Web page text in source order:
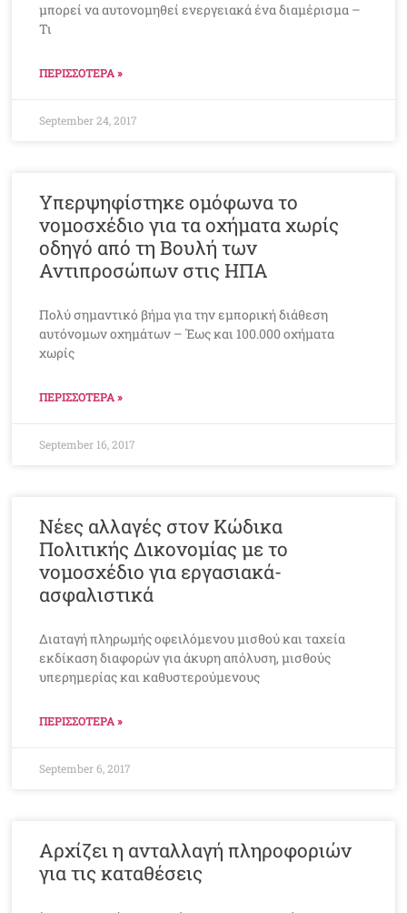
μπορεί να αυτονομηθεί ενεργειακά ένα διαμέρισμα –
Τι
ΠΕΡΙΣΣΟΤΕΡΑ »
September 24, 2017
Υπερψηφίστηκε ομόφωνα το
νομοσχέδιο για τα οχήματα χωρίς
οδηγό από τη Βουλή των
Αντιπροσώπων στις ΗΠΑ
Πολύ σημαντικό βήμα για την εμπορική διάθεση
αυτόνομων οχημάτων – Έως και 100.000 οχήματα
χωρίς
ΠΕΡΙΣΣΟΤΕΡΑ »
September 16, 2017
Νέες αλλαγές στον Κώδικα
Πολιτικής Δικονομίας με το
νομοσχέδιο για εργασιακά-
ασφαλιστικά
Διαταγή πληρωμής οφειλόμενου μισθού και ταχεία
εκδίκαση διαφορών για άκυρη απόλυση, μισθούς
υπερημερίας και καθυστερούμενους
ΠΕΡΙΣΣΟΤΕΡΑ »
September 6, 2017
Αρχίζει η ανταλλαγή πληροφοριών
για τις καταθέσεις